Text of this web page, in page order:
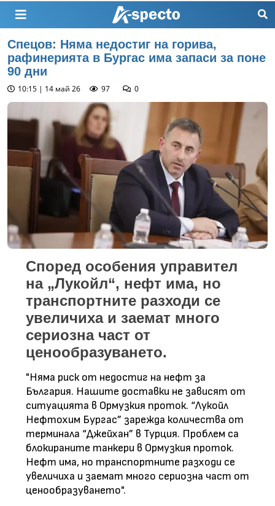
Спецов: Няма недостиг на горива,
рафинерията в Бургас има запаси за поне
90 дни
10:15 | 14 май 26 97 0
Според особения управител
на „Лукойл“, нефт има, но
транспортните разходи се
увеличиха и заемат много
сериозна част от
ценообразуването.
"Няма риск от недостиг на нефт за
България. Нашите доставки не зависят от
ситуацията в Ормузкия проток. “Лукойл
Нефтохим Бургас” зарежда количества от
терминала “Джейхан” в Турция. Проблем са
блокираните танкери в Ормузкия проток.
Нефт има, но транспортните разходи се
увеличиха и заемат много сериозна част от
ценообразуването".